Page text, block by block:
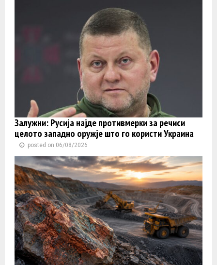
Залужни: Русија најде противмерки за речиси
целото западно оружје што го користи Украина
posted on 06/08/2026